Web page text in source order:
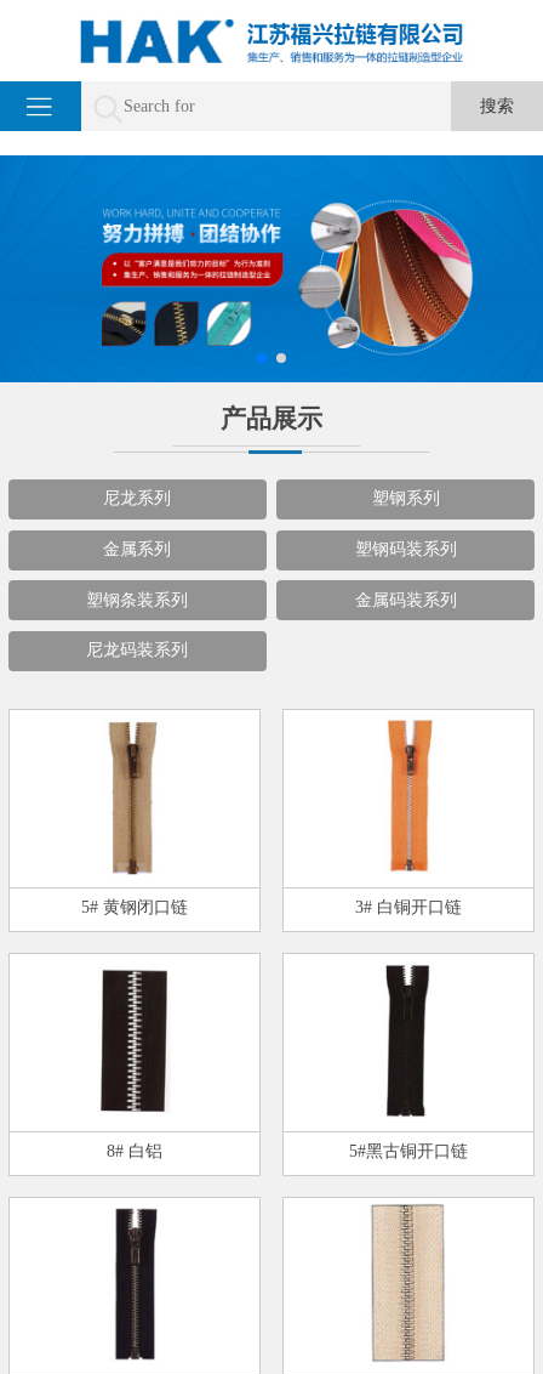
产品展示
尼龙系列 塑钢系列
金属系列 塑钢码装系列
塑钢条装系列 金属码装系列
尼龙码装系列
5# 黄钢闭口链 3# 白铜开口链
8# 白铝 5#黑古铜开口链